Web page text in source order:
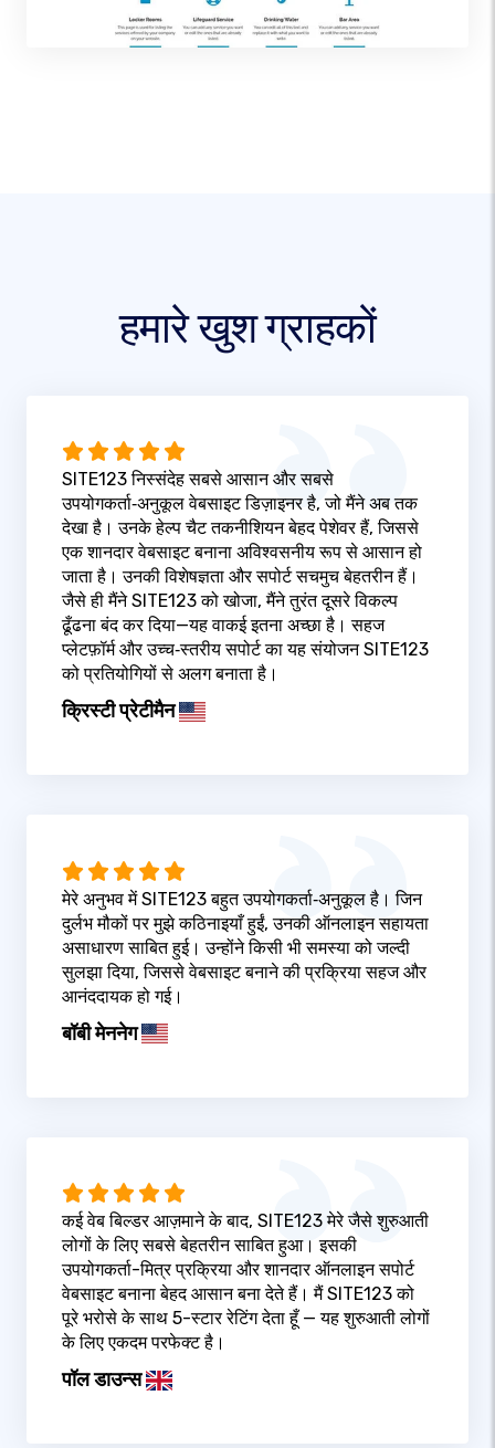
हमारे खुश ग्राहकों
SITE123 निस्संदेह सबसे आसान और सबसे
उपयोगकर्ता‑अनुकूल वेबसाइट डिज़ाइनर है, जो मैंने अब तक
देखा है। उनके हेल्प चैट तकनीशियन बेहद पेशेवर हैं, जिससे
एक शानदार वेबसाइट बनाना अविश्वसनीय रूप से आसान हो
जाता है। उनकी विशेषज्ञता और सपोर्ट सचमुच बेहतरीन हैं।
जैसे ही मैंने SITE123 को खोजा, मैंने तुरंत दूसरे विकल्प
ढूँढना बंद कर दिया—यह वाकई इतना अच्छा है। सहज
प्लेटफ़ॉर्म और उच्च‑स्तरीय सपोर्ट का यह संयोजन SITE123
को प्रतियोगियों से अलग बनाता है।
क्रिस्टी प्रेटीमैन
मेरे अनुभव में SITE123 बहुत उपयोगकर्ता‑अनुकूल है। जिन
दुर्लभ मौकों पर मुझे कठिनाइयाँ हुईं, उनकी ऑनलाइन सहायता
असाधारण साबित हुई। उन्होंने किसी भी समस्या को जल्दी
सुलझा दिया, जिससे वेबसाइट बनाने की प्रक्रिया सहज और
आनंददायक हो गई।
बॉबी मेननेग
कई वेब बिल्डर आज़माने के बाद, SITE123 मेरे जैसे शुरुआती
लोगों के लिए सबसे बेहतरीन साबित हुआ। इसकी
उपयोगकर्ता-मित्र प्रक्रिया और शानदार ऑनलाइन सपोर्ट
वेबसाइट बनाना बेहद आसान बना देते हैं। मैं SITE123 को
पूरे भरोसे के साथ 5-स्टार रेटिंग देता हूँ — यह शुरुआती लोगों
के लिए एकदम परफेक्ट है।
पॉल डाउन्स